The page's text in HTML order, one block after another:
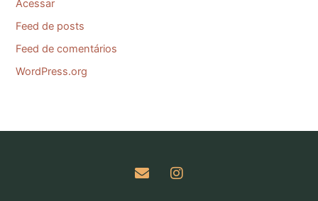
Acessar
Feed de posts
Feed de comentários
WordPress.org
E
n
I
n